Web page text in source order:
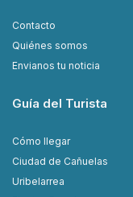
Contacto
Quiénes somos
Envianos tu noticia
Guía del Turista
Cómo llegar
Ciudad de Cañuelas
Uribelarrea